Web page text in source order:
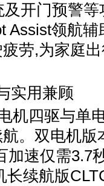
开门预警等
Assist领航
劳,为家庭
实用兼顾
机四驱与单
。双电机版
加速仅需3.7
续航版